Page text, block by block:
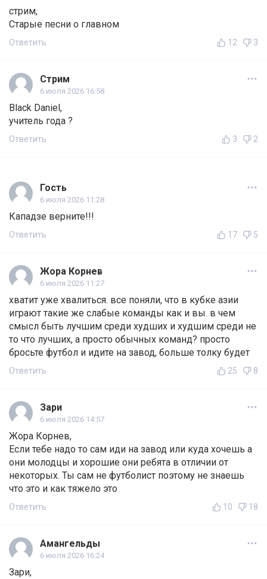
стрим,
Старые песни о главном
Ответить 12 3
Стрим
6 июля 2026 16:58
Black Daniel,
учитель года ?
Ответить 3 2
Гость
6 июля 2026 11:28
Кападзе верните!!!
Ответить 17 5
Жора Корнев
6 июля 2026 11:27
хватит уже хвалиться. все поняли, что в кубке азии
играют такие же слабые команды как и вы. в чем
смысл быть лучшим среди худших и худшим среди не
то что лучших, а просто обычных команд? просто
бросьте футбол и идите на завод, больше толку будет
Ответить 25 8
Зари
6 июля 2026 14:57
Жора Корнев,
Если тебе надо то сам иди на завод или куда хочешь а
они молодцы и хорошие они ребята в отличии от
некоторых. Ты сам не футболист поэтому не знаешь
что это и как тяжело это
Ответить 10 18
Амангельды
6 июля 2026 16:24
Зари,